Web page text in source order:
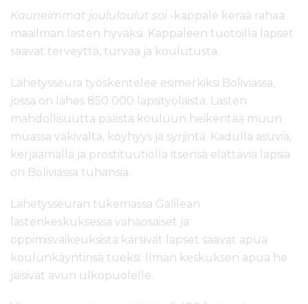
Kauneimmat joululaulut soi -kappale kerää rahaa
maailman lasten hyväksi. Kappaleen tuotoilla lapset
saavat terveyttä, turvaa ja koulutusta.
Lähetysseura työskentelee esimerkiksi Boliviassa,
jossa on lähes 850 000 lapsityöläistä. Lasten
mahdollisuutta päästä kouluun heikentää muun
muassa väkivalta, köyhyys ja syrjintä. Kadulla asuvia,
kerjäämällä ja prostituutiolla itsensä elättäviä lapsia
on Boliviassa tuhansia.
Lähetysseuran tukemassa Galilean
lastenkeskuksessa vähäosaiset ja
oppimisvaikeuksista kärsivät lapset saavat apua
koulunkäyntinsä tueksi. Ilman keskuksen apua he
jäisivät avun ulkopuolelle.